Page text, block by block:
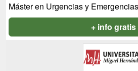
Máster en Urgencias y
+ info gratis